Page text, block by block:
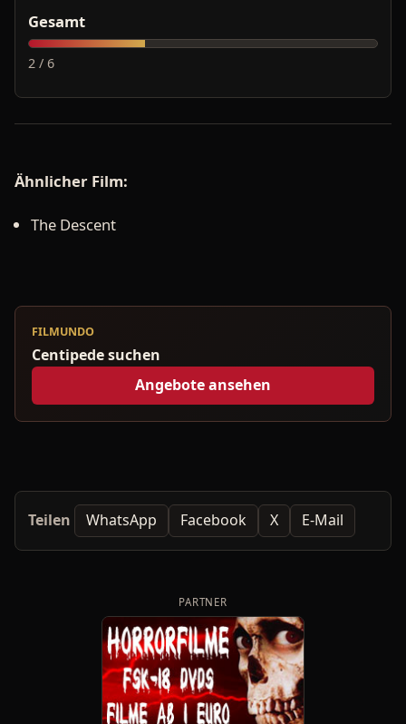
Gesamt
2 / 6
Ähnlicher Film:
The Descent
FILMUNDO
Centipede suchen
Angebote ansehen
Teilen WhatsApp Facebook X E-Mail
PARTNER